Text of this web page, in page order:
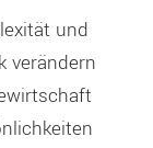
und
verändern